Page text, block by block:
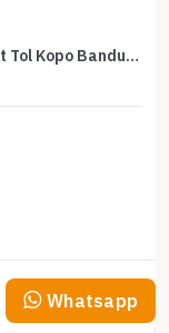
Gudang Kopo Jaya Akses Kontainer.deket Tol Kopo Bandung
Whatsapp